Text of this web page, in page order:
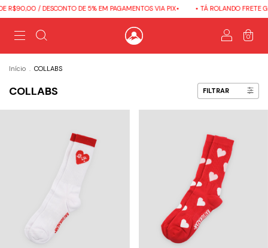
/ DESCONTO DE 5% EM PAGAMENTOS VIA PIX• • TÁ ROLANDO FRETE GRÁTIS
0
Início . COLLABS
COLLABS FILTRAR